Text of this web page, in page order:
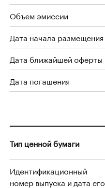
Объем эмиссии
Дата начала размещения
Дата ближайшей оферты
Дата погашения
Тип ценной бумаги
Идентификационный
номер выпуска и дата его